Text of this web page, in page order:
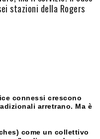
stazioni della Rogers
connessi crescono
arretrano. Ma è
come un collettivo